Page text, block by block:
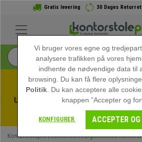
Gratis levering 30 Dages Returret
Udnyt sommerudsalget hos
rabatter i en begrænset
Kontorstolepro Kontorstole Ergonomiske
Vi bruger vores egne og
analysere trafikken på vores
indhente de nødvendige data til
browsing. Du kan få flere
Politik . Du kan acceptere alle
knappen ”Accepter og
KONFIGURER ACCEPTER